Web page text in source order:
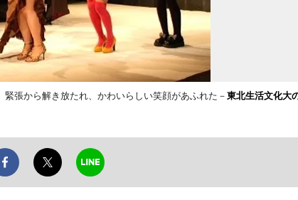
張から解き放たれ、かわいらしい笑顔があふれた－東北生活文化大